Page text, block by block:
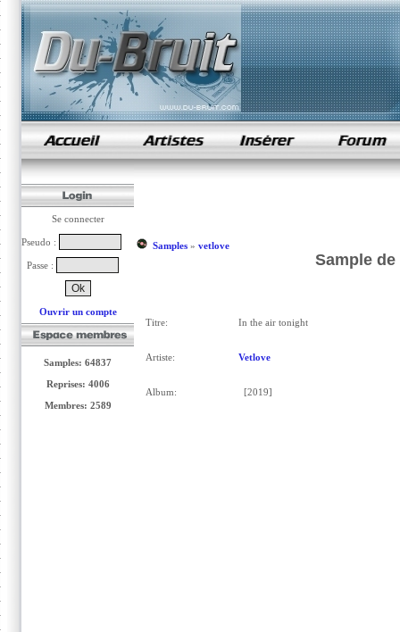
samples de rap
Se connecter
Pseudo :
Passe :
Ouvrir un compte
Samples: 64837
Reprises: 4006
Membres: 2589
Samples» vetlove
Sample
Titre: In the air tonight
Artiste: Vetlove
Album: [2019]